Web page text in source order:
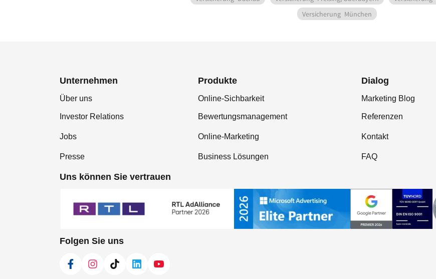
Versicherung München
Unternehmen
Über uns
Investor Relations
Jobs
Presse
Produkte
Online-Sichbarkeit
Bewertungsmanagement
Online-Marketing
Business Lösungen
Dialog
Marketing Blog
Referenzen
Kontakt
FAQ
Uns können Sie vertrauen
Folgen Sie uns